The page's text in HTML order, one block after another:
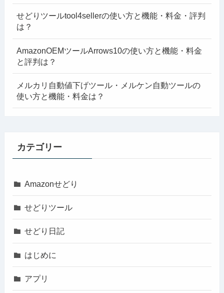
せどりツールtool4sellerの使い方と機能・料金・評判
は？
AmazonOEMツールArrows10の使い方と機能・料金
と評判は？
メルカリ自動値下げツール・メルケン自動ツールの
使い方と機能・料金は？
カテゴリー
Amazonせどり
せどりツール
せどり日記
はじめに
アプリ